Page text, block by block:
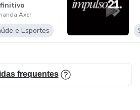
Axer
e Esportes
frequentes